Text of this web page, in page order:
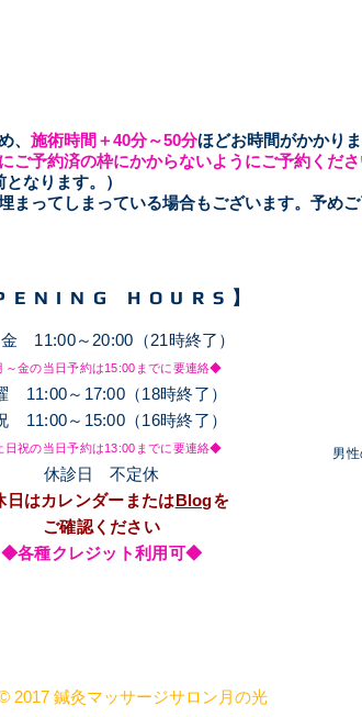
、 施術時間＋40分～50分ほどお時間がかかり
ご予約済の枠にかからないようにご予約くだ
なります。）
ってしまっている場合もございます。予め
HOURS】
金 11:00～20:00（21時終了）
金の当日予約は15:00までに要連絡◆
11:00～17:00（18時終了）
11:00～15:00（16時終了）
祝の当日予約は13:00までに要連絡◆
休診日 不定休
日はカレンダーまたはBlogを
ご確認ください
◆各種クレジット利用可◆
男
2017 鍼灸マッサージサロン月の光